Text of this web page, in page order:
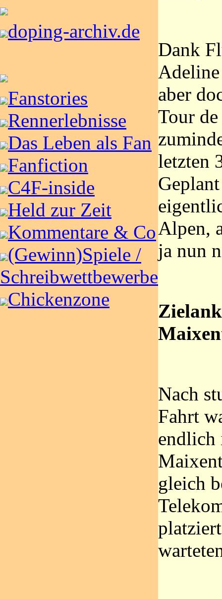
doping-archiv.de
Fanstories
Rennerlebnisse
Das Leben als Fan
Fanfiction
C4F-inside
Held zur Zeit
Kommentare & Co
(Gewinn)Spiele /
Schreibwettbewerbe
Chickenzone
Dank
aber
Tour
letzten
Alpen,
ja nun
Nach
Fahrt
endlich
gleich